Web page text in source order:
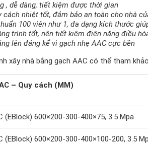
, dễ dàng, tiết kiệm được thời gian
cách nhiệt tốt, đảm bảo an toàn cho nhà
100 viên như 1, đa dạng kích thước
trình tốt, nên tiết kiệm điện năng điều
lên đáng kể vì gạch nhẹ AAC cực bền
xây nhà bằng gạch AAC có thể tham
– Quy cách (MM)
(EBlock) 600×200-300-400×75, 3.5 Mpa
(EBlock) 600×200-300-400×100-200, 3.5